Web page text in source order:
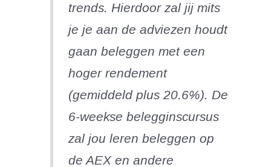
trends. Hierdoor zal jij mits
je je aan de adviezen houdt
gaan beleggen met een
hoger rendement
(gemiddeld plus 20.6%). De
6-weekse belegginscursus
zal jou leren beleggen op
de AEX en andere